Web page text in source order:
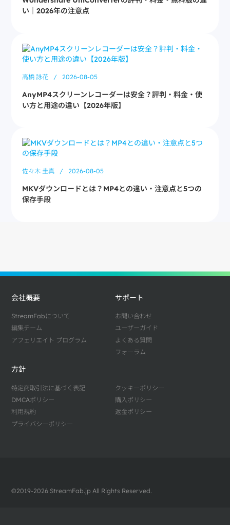
い｜2026年の注意点
高橋 詠花 / 2026-08-05
AnyMP4スクリーンレコーダーは安全？評判・料金・使
い方と用途の違い【2026年版】
佐々木 圭真 / 2026-08-05
MKVダウンロードとは？MP4との違い・注意点と5つの
保存手段
会社概要
StreamFabについて
編集チーム
アフェリエイト プログラム
サポート
お問い合わせ
ユーザーガイド
よくある質問
フォーラム
方針
特定商取引法に基づく表記
DMCAポリシー
利用規約
プライバシーポリシー
クッキーポリシー
購入ポリシー
返金ポリシー
©2019-2026 StreamFab.jp All Rights Reserved.